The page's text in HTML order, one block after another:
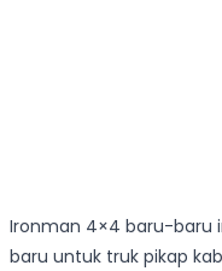
Ironman 4×4 baru-baru
baru untuk truk pikap